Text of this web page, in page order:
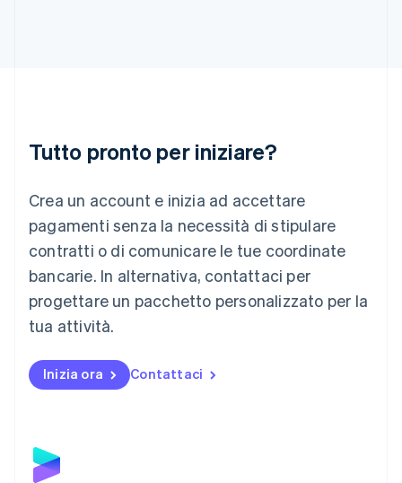
Tutto pronto per iniziare?
Crea un account e inizia ad accettare
pagamenti senza la necessità di stipulare
contratti o di comunicare le tue coordinate
bancarie. In alternativa, contattaci per
progettare un pacchetto personalizzato per la
tua attività.
Inizia ora Contattaci
Lituania
Lussemburgo
Deutsch English
Malaysia
English 简体中文
Malta
Messico
EspañolEnglish
English
Nuova Zelanda
Polonia
English